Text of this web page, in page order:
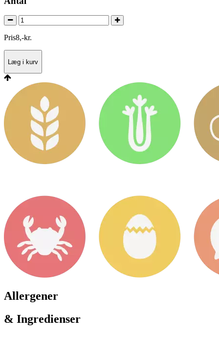
Pris8,-kr.
Læg i kurv
Allergener
& Ingredienser